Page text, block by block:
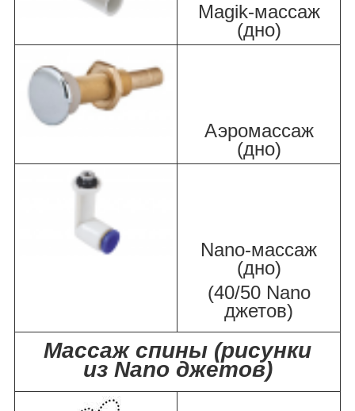
Magik-массаж
(дно)
Аэромассаж
(дно)
Nano-массаж
(дно)
(40/50 Nano
джетов)
Массаж спины (рисунки
из Nano джетов)